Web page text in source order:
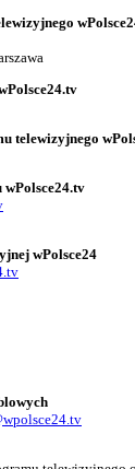
telewizyjnego
wPolsce24